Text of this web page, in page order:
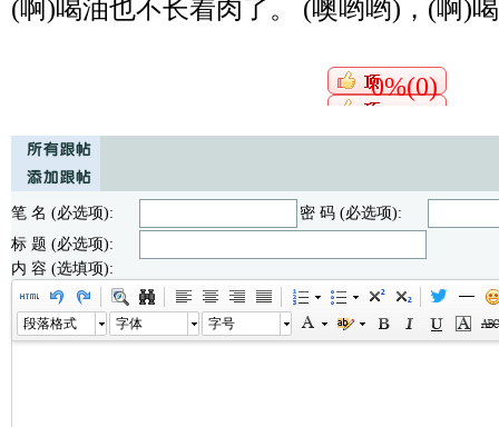
(啊)喝油也不长着肉了。 (噢哟哟)，(啊)
0%(0)
笔 名 (必选项):
密 码 (必选项):
标 题 (必选项):
内 容 (选填项):
段落格式 字体 字号